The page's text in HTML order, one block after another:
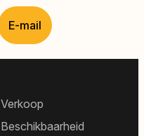
E-mail
Verkoop
Beschikbaarheid